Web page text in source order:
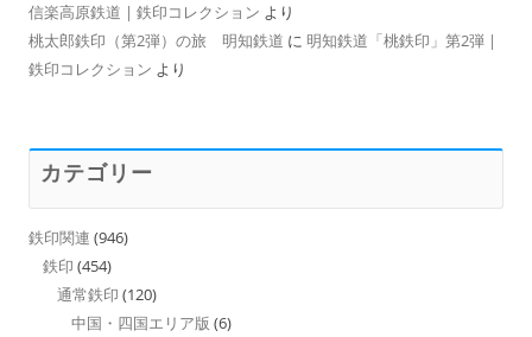
信楽高原鉄道 | 鉄印コレクション より
桃太郎鉄印（第2弾）の旅 明知鉄道 に 明知鉄道「桃鉄印」第2弾 |
鉄印コレクション より
カテゴリー
鉄印関連 (946)
鉄印 (454)
通常鉄印 (120)
中国・四国エリア版 (6)